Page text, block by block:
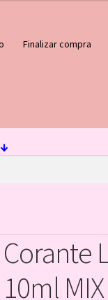
Finalizar compra
Corante
10ml MIX